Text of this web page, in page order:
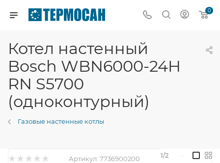
0
Котел настенный
Bosch WBN6000-24H
RN S5700
(одноконтурный)
Газовые настенные котлы
Артикул: 7736900200 1/2